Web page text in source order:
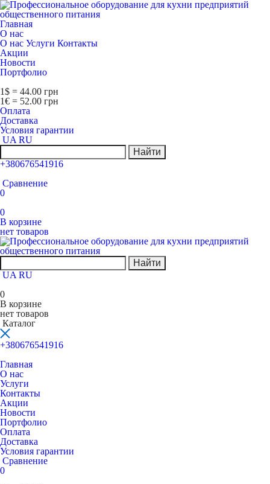
Главная
О нас
О нас Услуги Контакты
Акции
Новости
Портфолио
1$ = 44.00 грн
1€ = 52.00 грн
Оплата
Доставка
Условия гарантии
UA RU
Найти
+380676541916
Сравнение
0
0
В корзине
нет товаров
Найти
UA RU
0
В корзине
нет товаров
Каталог
+380676541916
Главная
О нас
Услуги
Контакты
Акции
Новости
Портфолио
Оплата
Доставка
Условия гарантии
Сравнение
0